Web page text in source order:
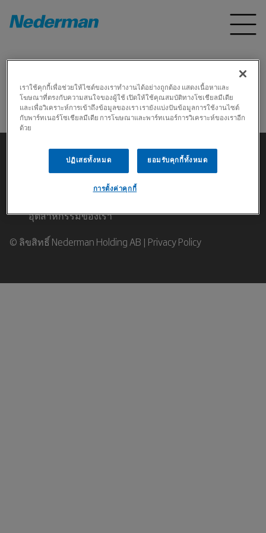
Home ผลิตภัณฑ์ *
ไม่พบสินค้า
อุตสาหกรรมของเรา
© ลิขสิทธิ์ Nederman Holding AB | Privacy Policy
เราใช้คุกกี้เพื่อช่วยให้ไซต์ของเราทำงานได้อย่างถูกต้อง แสดงเนื้อหาและ
โฆษณาที่ตรงกับความสนใจของผู้ใช้ เปิดให้ใช้คุณสมบัติทางโซเชียลมีเดีย
และเพื่อวิเคราะห์การเข้าถึงข้อมูลของเรา เรายังแบ่งปันข้อมูลการใช้งานไซต์
กับพาร์ทเนอร์โซเชียลมีเดีย การโฆษณาและพาร์ทเนอร์การวิเคราะห์ของเราอีก
ด้วย
ปฏิเสธทั้งหมด ยอมรับคุกกี้ทั้งหมด
การตั้งค่าคุกกี้